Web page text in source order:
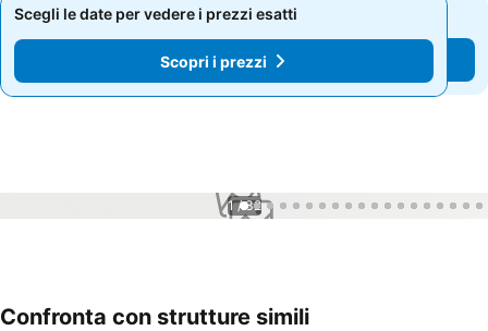
Scegli le date per vedere i prezzi esatti
Scopri i prezzi
Scegli le date per vedere i prezzi esatti
Scopri i prezzi
1 / 32
Confronta con strutture simili